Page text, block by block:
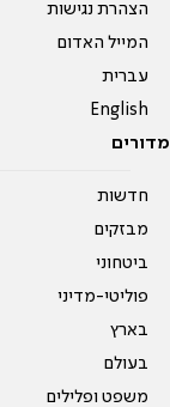
הצהרת נגישות
המייל האדום
עברית
English
מדורים
חדשות
מבזקים
ביטחוני
פוליטי-מדיני
בארץ
בעולם
משפט ופלילים